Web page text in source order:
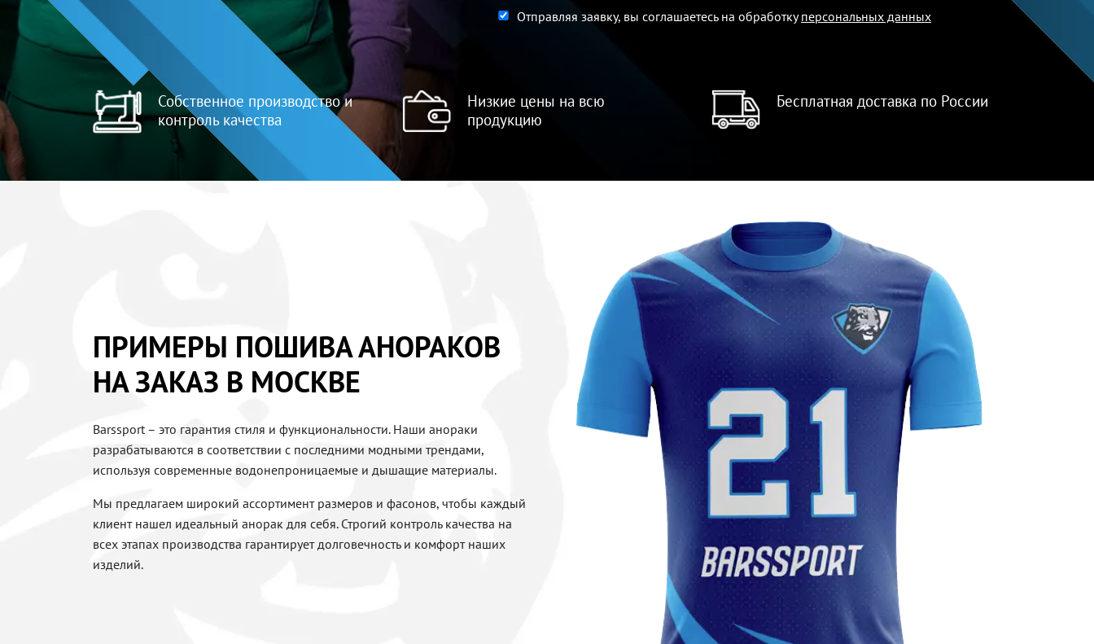
Отправляя заявку, вы соглашаетесь на обработкуперсональных данных
Собственное производство и
контроль качества
Низкие цены на всю
продукцию
Бесплатная доставка по России
ПРИМЕРЫ ПОШИВА АНОРАКОВ
НА ЗАКАЗ В МОСКВЕ
Barssport – это гарантия стиля и функциональности. Наши анораки
разрабатываются в соответствии с последними модными трендами,
используя современные водонепроницаемые и дышащие материалы.
Мы предлагаем широкий ассортимент размеров и фасонов, чтобы каждый
клиент нашел идеальный анорак для себя. Строгий контроль качества на
всех этапах производства гарантирует долговечность и комфорт наших
изделий.